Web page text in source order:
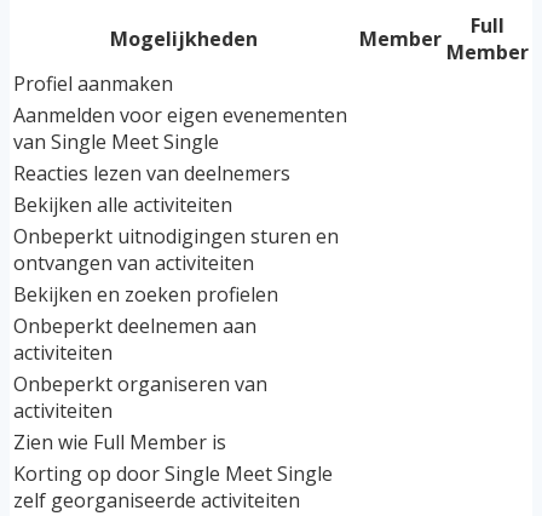
Mogelijkheden Member
Full
Member
Profiel aanmaken
Aanmelden voor eigen evenementen
van Single Meet Single
Reacties lezen van deelnemers
Bekijken alle activiteiten
Onbeperkt uitnodigingen sturen en
ontvangen van activiteiten
Bekijken en zoeken profielen
Onbeperkt deelnemen aan
activiteiten
Onbeperkt organiseren van
activiteiten
Zien wie Full Member is
Korting op door Single Meet Single
zelf georganiseerde activiteiten